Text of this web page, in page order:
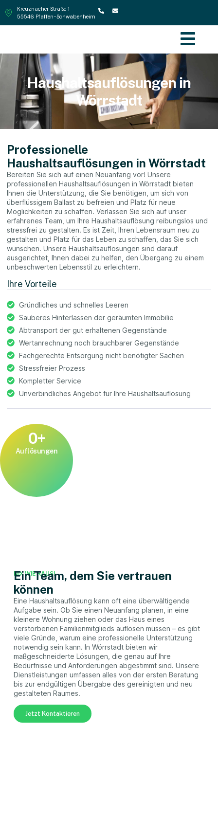
Kreuznacher Straße 1
55546 Pfaffen-Schwabenheim
Haushaltsauflösungen in
Wörrstadt
Professionelle
Haushaltsauflösungen in Wörrstadt
Bereiten Sie sich auf einen Neuanfang vor! Unsere
professionellen Haushaltsauflösungen in Wörrstadt bieten
Ihnen die Unterstützung, die Sie benötigen, um sich von
überflüssigem Ballast zu befreien und Platz für neue
Möglichkeiten zu schaffen. Verlassen Sie sich auf unser
erfahrenes Team, um Ihre Haushaltsauflösung reibungslos und
stressfrei zu gestalten. Es ist Zeit, Ihren Lebensraum neu zu
gestalten und Platz für das Leben zu schaffen, das Sie sich
wünschen. Unsere Haushaltsauflösungen sind darauf
ausgerichtet, Ihnen dabei zu helfen, den Übergang zu einem
unbeschwerten Lebensstil zu erleichtern.
Ihre Vorteile
Gründliches und schnelles Leeren
Sauberes Hinterlassen der geräumten Immobilie
Abtransport der gut erhaltenen Gegenstände
Wertanrechnung noch brauchbarer Gegenstände
Fachgerechte Entsorgung nicht benötigter Sachen
Stressfreier Prozess
Kompletter Service
Unverbindliches Angebot für Ihre Haushaltsauflösung
Auflösungen
0+
NIX WIE RAUS!
Ein Team, dem Sie vertrauen
können
Eine Haushaltsauflösung kann oft eine überwältigende
Aufgabe sein. Ob Sie einen Neuanfang planen, in eine
kleinere Wohnung ziehen oder das Haus eines
verstorbenen Familienmitglieds auflösen müssen – es gibt
viele Gründe, warum eine professionelle Unterstützung
notwendig sein kann. In Wörrstadt bieten wir
maßgeschneiderte Lösungen, die genau auf Ihre
Bedürfnisse und Anforderungen abgestimmt sind. Unsere
Dienstleistungen umfassen alles von der ersten Beratung
bis zur endgültigen Übergabe des gereinigten und neu
gestalteten Raumes.
Jetzt Kontaktieren